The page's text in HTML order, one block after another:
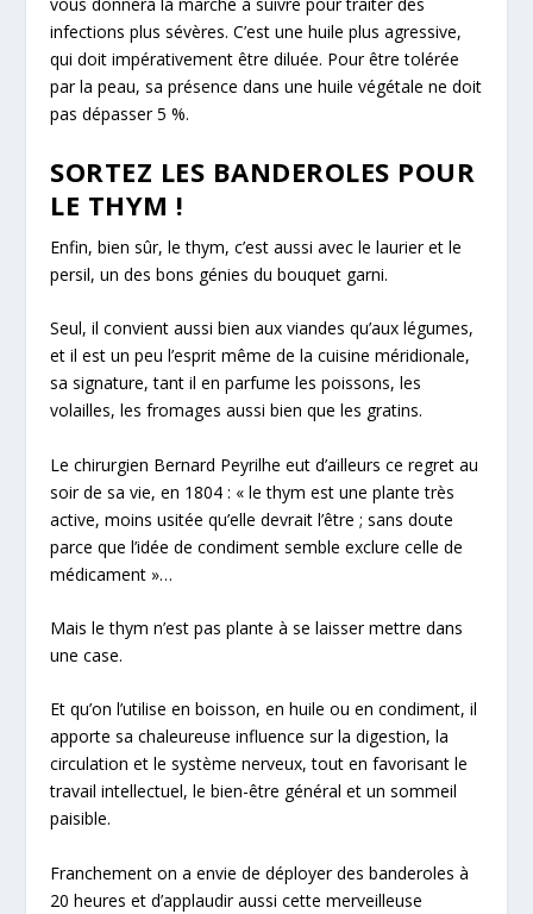
vous donnera la marche à suivre pour traiter des
infections plus sévères. C’est une huile plus agressive,
qui doit impérativement être diluée. Pour être tolérée
par la peau, sa présence dans une huile végétale ne doit
pas dépasser 5 %.
SORTEZ LES BANDEROLES POUR
LE THYM !
Enfin, bien sûr, le thym, c’est aussi avec le laurier et le
persil, un des bons génies du bouquet garni.
Seul, il convient aussi bien aux viandes qu’aux légumes,
et il est un peul’esprit même de la cuisine méridionale,
sa signature, tant il en parfume les poissons, les
volailles, les fromages aussi bien que les gratins.
Le chirurgien Bernard Peyrilhe eut d’ailleurs ce regret au
soir de sa vie, en 1804 : « le thym est une plante très
active, moins usitée qu’elle devrait l’être ;sans doute
parce que l’idée de condiment semble exclure celle de
médicament »…
Mais le thym n’est pas plante à se laisser mettre dans
une case.
Et qu’on l’utilise en boisson, en huile ou en condiment, il
apporte sa chaleureuse influence sur la digestion, la
circulation et le système nerveux, tout en favorisant le
travail intellectuel, le bien-être général et un sommeil
paisible.
Franchement on a envie de déployer des banderoles à
20 heures et d’applaudir aussi cette merveilleuse